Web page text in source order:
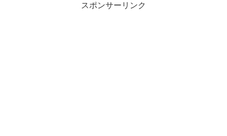
スポンサーリンク